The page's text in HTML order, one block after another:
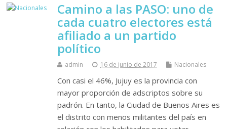
Camino a las PASO: uno de
cada cuatro electores está
afiliado a un partido
político
admin 16 de junio de 2017 Nacionales
Con casi el 46%, Jujuy es la provincia con
mayor proporción de adscriptos sobre su
padrón. En tanto, la Ciudad de Buenos Aires es
el distrito con menos militantes del país en